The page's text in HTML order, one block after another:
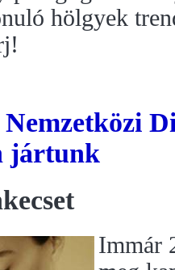
hölgyek
jártunk
Immár